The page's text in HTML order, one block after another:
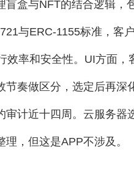
盲盒与NFT的结合逻辑，
与ERC-1155标准，客
效率和安全性。UI方面
节奏做区分，选定后再
审计近十四周。云服务
，但这是APP不涉及。